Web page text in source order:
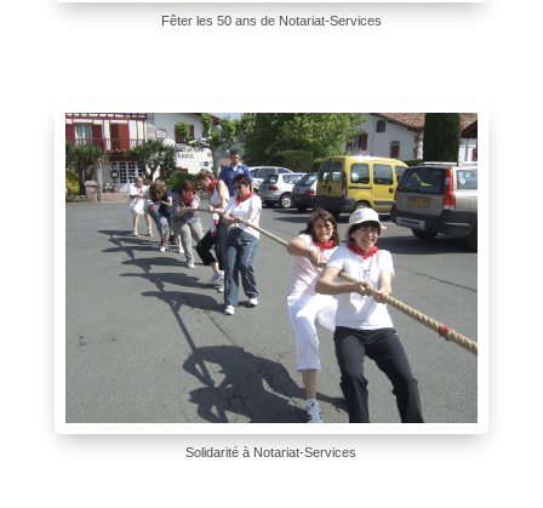
Fêter les 50 ans de Notariat-Services
Solidarité à Notariat-Services